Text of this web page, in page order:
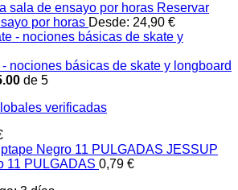
Reservar
por horas Desde: 24,90 €
nociones básicas de skate y longboard
de 5
verificadas
JESSUP
11 PULGADAS 0,79 €